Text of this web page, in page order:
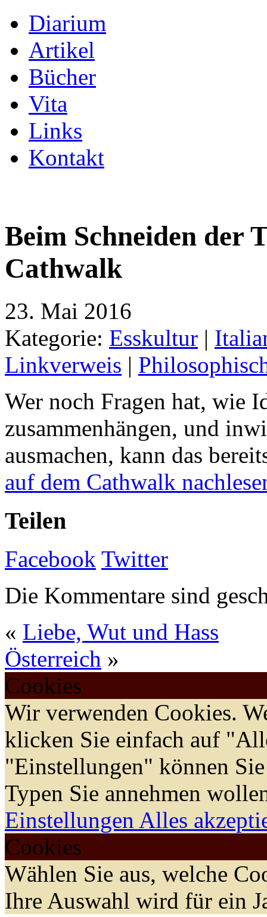
Diarium
Artikel
Bücher
Vita
Links
Kontakt
Beim Schneiden der
Cathwalk
23. Mai 2016
Kategorie: Esskultur |
Linkverweis |
Wer noch Fragen hat, wie
zusammenhängen, und
ausmachen, kann das
auf dem Cathwalk
Teilen
Facebook Twitter
Die Kommentare sind
« Liebe, Wut und Hass
Österreich »
Cookies
Wir verwenden Cookies.
klicken Sie einfach auf
"Einstellungen" können
Typen Sie annehmen
Einstellungen Alles
Cookies
Wählen Sie aus, welche
Ihre Auswahl wird für ein